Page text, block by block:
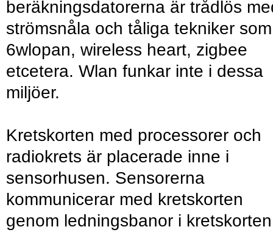
beräkningsdatorerna är trådlös
strömsnåla och tåliga tekniker som
6wlopan, wireless heart, zigbee
etcetera. Wlan funkar inte i dessa
miljöer.
Kretskorten med processorer och
radiokrets är placerade inne i
sensorhusen. Sensorerna
kommunicerar med kretskorten
genom ledningsbanor i